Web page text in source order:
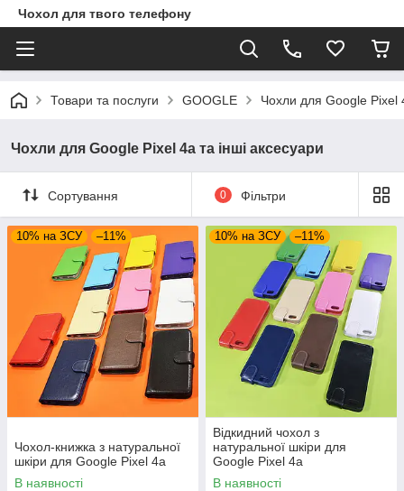
Чохол для твого телефону
Товари та послуги GOOGLE Чохли для Google Pixel
Чохли для Google Pixel 4a та інші аксесуари
Сортування 0 Фільтри
10% на ЗСУ –11%
Чохол-книжка з натуральної
шкіри для Google Pixel 4a
В наявності
10% на ЗСУ –11%
Відкидний чохол з
натуральної шкіри для
Google Pixel 4a
В наявності